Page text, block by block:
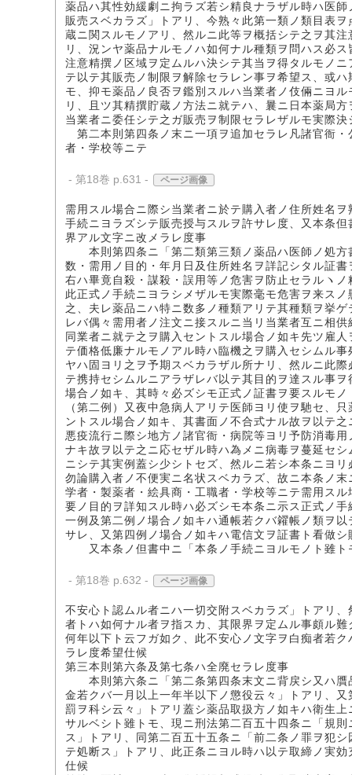
薬品ハ其性効緩劇ニ拘ラズ若シ精良ナラザル時ハ医
販売スベカラズ」トアリ、今熟々此第一類ノ類目表
蔵ニ関スルモノアリ、然ルニ此等ヲ概括シテ之ヲ其
リ、況ンヤ薬品ナルモノハ如何ナル種類ヲ問ハス必
注意精撰ノ区域ヲ定ムルハ決シテ其当ヲ得タルモノ
テ以テ其販売ノ制限ヲ解除セラレン事ヲ希望ス、或
モ、抑モ薬品ノ良否ヲ鑑別スルハ当業者ノ伎倆ニヨ
リ、且ツ其精撰貯蔵ノ方法ニ就テハ、曩ニ日本薬局
当業者ニ委任シテ之ガ販売ヲ制限セラレザルモ実際
第二本則第四条ノ末ニ一項ヲ追加セラレ凡諸官衙
者・学校等ニテ
- 第18巻 p.631 - ページ画像
需用スル場合ニ際シ当業者ニ於テ購入者ノ住所姓名
手続ニヨラズシテ販売授与スルヲ許サレ度、又本条
界アル文字ニ改メラレ度事
本則第四条ニ「第二類第三類ノ薬品ハ医師ノ処方
数・需用ノ目的・年月日及住所姓名ヲ詳記シタル証
右ハ畢竟自殺・謀殺・誤用等ノ危害ヲ防止セラルヽ
此正式ノ手続ニヨラシメザルモ実際毫モ危害ヲ来ス
之、夫レ薬品ニハ特ニ数多ノ種類アリテ其種類ヲ挙
レバ偶々需用者ノ注文ニ接スルニ当リ当業者互ニ相
同業者ニ就テ之ヲ購入セントスル場合ノ如キ先ツ雇
テ価格低廉ナルモノアル時ハ臨機之ヲ購入セシムル
ヤハ固ヨリ之ヲ予期スベカラザル所ナリ、然ルニ此
テ携持セシムルニアラザレバ以テ其目的ヲ達スル事
場合ノ如キ、其時々必ズシモ正式ノ証書ヲ要スルモ
（第二例）又夜中急病人アリテ医師ヨリ使ヲ馳セ、
ントスル場合ノ如キ、其書面ノ不合式ナル故ヲ以テ
悪疫流行ニ際シ地方ノ諸官衙・病院等ヨリ予防消毒
ナキ故ヲ以テ之ニ応セザル時ハ為メニ病毒ヲ蔓延セ
ニシテ其実例蓋シ少シトセズ、然ルニ若シ本条ニヨ
勿論購入者ノ不便実ニ名状スベカラズ、故ニ本条ノ
学者・製薬者・絵具商・工職者・学校等ニテ需用ス
要ノ目的ヲ詳知スル時ハ必ズシモ本条ニ示ス正式ノ
一例及第二例ノ場合ノ如キハ通帳若クバ糴帳ノ類ヲ
サレ、又第四例ノ場合ノ如キハ電信文ヲ証書ト看做
又本条ノ但書中ニ「本条ノ手続ニヨルモノト雖ト
- 第18巻 p.632 - ページ画像
不安心ト認ムル者ニハ一切交附スベカラズ」トアリ
者トハ如何ナル者ヲ指スカ、其限界ヲ定ムル事頗ル
何年以下ト云フガ如ク、此不安心ノ文字ヲ白痴者若
ラレ度希望仕候
第三本則第六条及第七条ハ全廃セラレ度事
本則第六条ニ「第二条第四条末文ニ背戻シ又ハ贋
金若クバ一月以上一年半以下ノ懲役云々」トアリ、
罰ヲ科シ云々」トアリ蓋シ薬品取扱方ノ如キハ衛生
サルベシト雖トモ、現ニ刑法第二百五十四条ニ「規
ス」トアリ、同第二百五十五条ニ「前二条ノ罪ヲ犯
テ処断ス」トアリ、此正条ニヨル時ハ以テ取締ノ実
仕候